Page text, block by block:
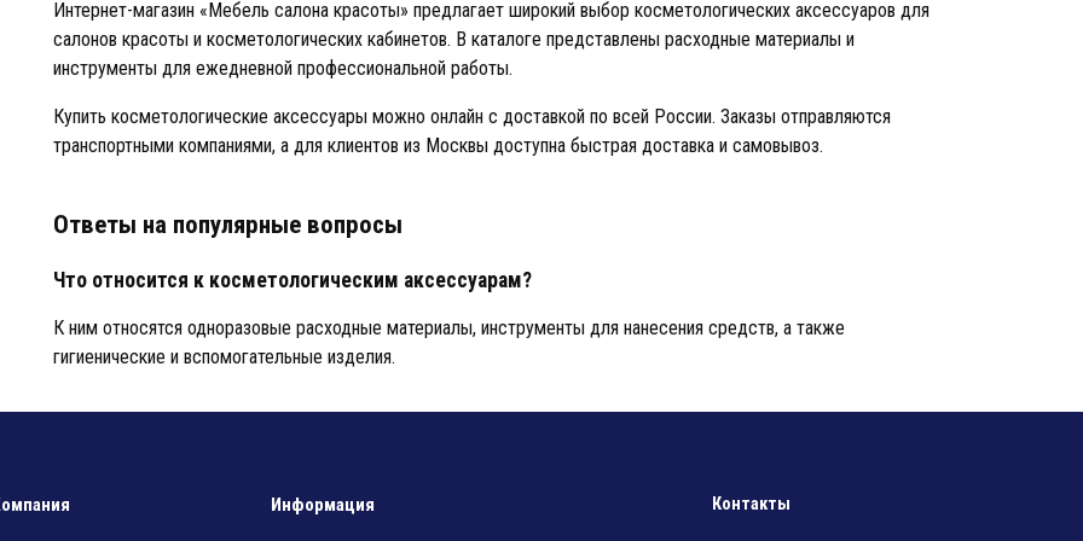
Интернет-магазин «Мебель салона красоты» предлагает широкий выбор косметологических аксессуаров для
салонов красоты и косметологических кабинетов. В каталоге представлены расходные материалы и
инструменты для ежедневной профессиональной работы.
Купить косметологические аксессуары можно онлайн с доставкой по всей России. Заказы отправляются
транспортными компаниями, а для клиентов из Москвы доступна быстрая доставка и самовывоз.
Ответы на популярные вопросы
Что относится к косметологическим аксессуарам?
К ним относятся одноразовые расходные материалы, инструменты для нанесения средств, а также
гигиенические и вспомогательные изделия.
Информация Контакты